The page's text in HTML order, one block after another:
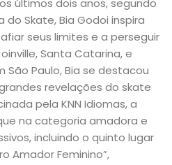
últimos dois anos, segundo
Skate, Bia Godoi inspira
seus limites e a perseguir
Santa Catarina, e
Paulo, Bia se destacou
revelações do skate
pela KNN Idiomas, a
na categoria amadora e
incluindo o quinto lugar
Amador Feminino”,